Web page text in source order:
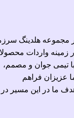
مجموعه هلدینگ
زمینه واردات
تیمی جوان و مصمم،
عزیزان فراهم
ما در این مسیر در